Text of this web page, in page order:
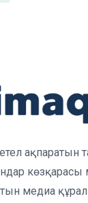
ақпаратын
көзқарасы
медиа